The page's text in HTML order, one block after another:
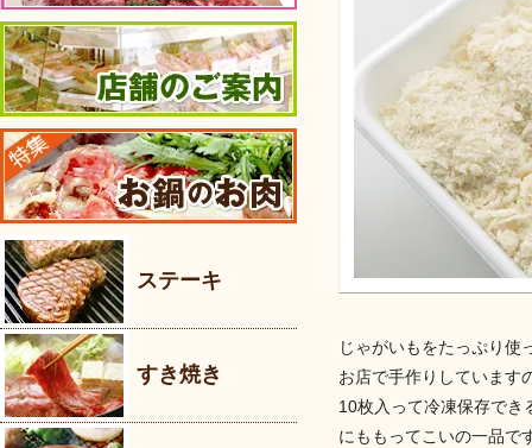
じゃがいもをたっぷり使
お店で手作りしています
10枚入って冷凍保存でき
にももってこいの一品で
ステーキ
すき焼き